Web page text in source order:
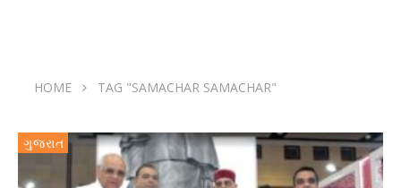
HOME TAG "SAMACHAR SAMACHAR"
ગુજરાત